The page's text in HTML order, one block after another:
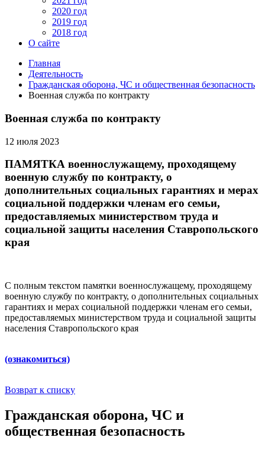
2020 год
2019 год
2018 год
О сайте
Главная
Деятельность
Гражданская оборона, ЧС и общественная безопасность
Военная служба по контракту
Военная служба по контракту
12 июля 2023
ПАМЯТКА военнослужащему, проходящему
военную службу по контракту, о
дополнительных социальных гарантиях и мерах
социальной поддержки членам его семьи,
предоставляемых министерством труда и
социальной защиты населения Ставропольского
края
С полным текстом памятки военнослужащему, проходящему
военную службу по контракту, о дополнительных социальных
гарантиях и мерах социальной поддержки членам его семьи,
предоставляемых министерством труда и социальной защиты
населения Ставропольского края
(ознакомиться)
Возврат к списку
Гражданская оборона, ЧС и
общественная безопасность